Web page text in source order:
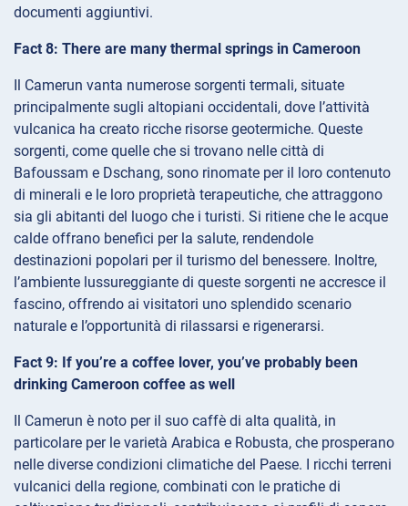
documenti aggiuntivi.
Fact 8: There are many thermal springs in Cameroon
Il Camerun vanta numerose sorgenti termali, situate
principalmente sugli altopiani occidentali, dove l’attività
vulcanica ha creato ricche risorse geotermiche. Queste
sorgenti, come quelle che si trovano nelle città di
Bafoussam e Dschang, sono rinomate per il loro contenuto
di minerali e le loro proprietà terapeutiche, che attraggono
sia gli abitanti del luogo che i turisti. Si ritiene che le acque
calde offrano benefici per la salute, rendendole
destinazioni popolari per il turismo del benessere. Inoltre,
l’ambiente lussureggiante di queste sorgenti ne accresce il
fascino, offrendo ai visitatori uno splendido scenario
naturale e l’opportunità di rilassarsi e rigenerarsi.
Fact 9: If you’re a coffee lover, you’ve probably been
drinking Cameroon coffee as well
Il Camerun è noto per il suo caffè di alta qualità, in
particolare per le varietà Arabica e Robusta, che prosperano
nelle diverse condizioni climatiche del Paese. I ricchi terreni
vulcanici della regione, combinati con le pratiche di